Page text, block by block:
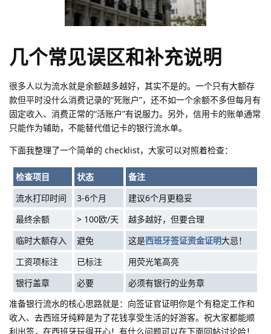
几个常见误区和补充说明
很多人以为流水就是余额越多越好，其实不是的。一个只有大额存
款但平时没什么消费记录的“死账户”，还不如一个余额不多但每月有
固定收入、消费正常的“活账户”有说服力。另外，信用卡的账单通常
只能作为辅助，不能替代借记卡的银行流水单。
下面我整理了一个简单的 checklist，大家可以对照着检查：
检查项目 状态
备注
流水打印时间
3-6个月
建议6个月更稳妥
最终余额
> 100欧/天
越多越好，但要合理
临时大额存入
避免 这是西班牙签证资金证明大忌！
工资项标注
已标注
用荧光笔高亮
银行盖章
必要
必须有银行的业务章
准备银行流水的核心思路就是：向签证官证明你是个有稳定工作和
收入、去西班牙纯粹是为了花钱享受生活的好游客。祝大家都能顺
利出签，在西班牙玩得开心！有什么问题可以在下面回帖讨论哈！